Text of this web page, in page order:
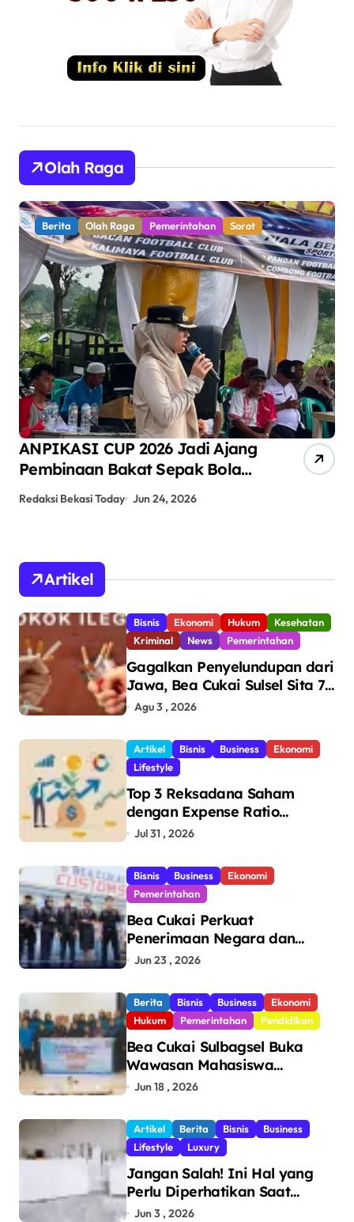
Olah Raga
Berita Olah Raga Pemerintahan Sorot
ANPIKASI CUP 2026 Jadi Ajang
Pembinaan Bakat Sepak Bola
Redaksi Bekasi Today Jun 24, 2026
Artikel
Bisnis Ekonomi Hukum
Kesehatan
Kriminal
News Pemerintahan
Gagalkan Penyelundupan dari
Jawa, Bea Cukai Sulsel Sita 7,8
Juta Batang Rokok Ilegal
Makassar
Agu 3 , 2026
Artikel Bisnis Business
Ekonomi
Lifestyle
Top 3 Reksadana Saham
dengan Expense Ratio
Terendah
Jul 31 , 2026
Bisnis Business
Ekonomi
Pemerintahan
Bea Cukai Perkuat
Penerimaan Negara dan
Pengawasan, Setor Rp123,8
Jun 23 , 2026
Berita Bisnis Business
Ekonomi
Hukum
Pemerintahan Pendidikan
Bea Cukai Sulbagsel Buka
Wawasan Mahasiswa
Politeknik Bosowa tentang
dan Pencegahan Barang
Ilegal
Jun 18 , 2026
Artikel Berita Bisnis
Business
Lifestyle
Luxury
Jangan Salah! Ini Hal yang
Perlu Diperhatikan Saat
Pasang Big Slab
Jun 3 , 2026